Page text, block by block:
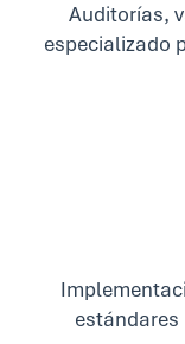
Auditorías,
especializado